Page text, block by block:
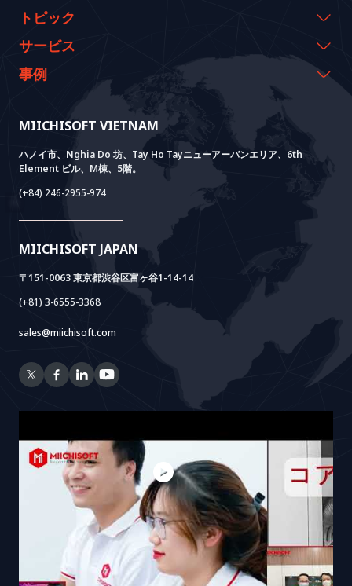
MIICHISOFT VIETNAM
ハノイ市、Nghia Do 坊、Tay Ho Tayニューアーバンエリア、6th
Element ビル、M棟、5階。
(+84) 246-2955-974
MIICHISOFT JAPAN
〒151-0063 東京都渋谷区富ヶ谷1-14-14
(+81) 3-6555-3368
sales@miichisoft.com
会社概要
代表のメッセージ
沿革
価値観
トピック
イベント & ウェビナー
資料室
ニュース
FAQ
サービス
AI CO-CREATION
AI PoC開発
Core Lab
System Lab
Power Lab
Cloud Lab
AI+ SOLUTIONS
AI+ Products
Meet AI+
AI+ Package
RAG Package
VIETNAM BRIDGE
BOTモデル
法人設立支援
事例
実績
お客様の声